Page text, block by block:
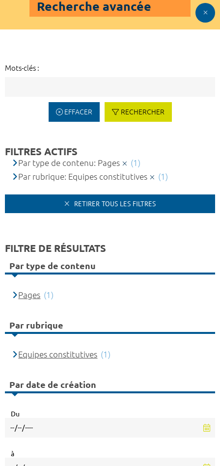
Recherche avancée
Mots-clés :
EFFACER RECHERCHER
FILTRES ACTIFS
Par type de contenu: Pages
(1)
Par rubrique: Equipes constitutives
(1)
RETIRER TOUS LES FILTRES
FILTRE DE RÉSULTATS
Par type de contenu
Pages (1)
Par rubrique
Equipes constitutives (1)
Par date de création
Du
à